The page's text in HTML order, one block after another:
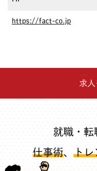
https://fact-co.jp
求人
就職・転
仕事術、 トレ